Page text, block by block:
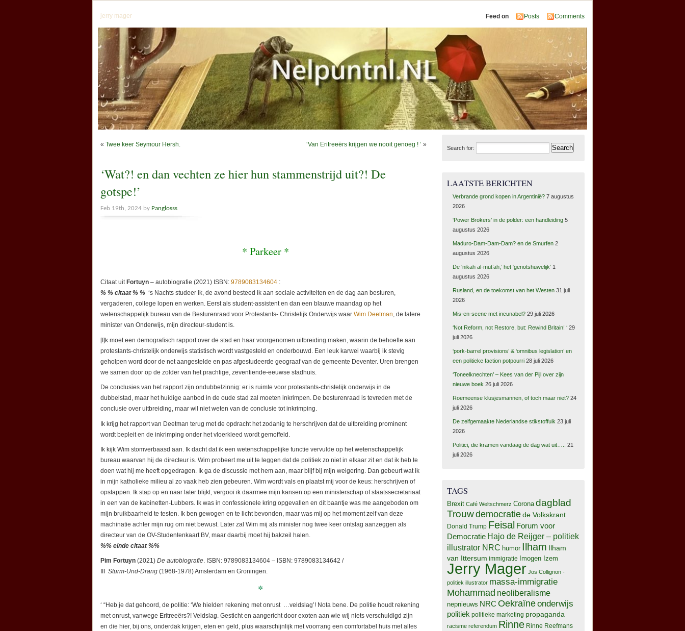
jerry mager Feed on Posts Comments
« Twee keer Seymour Hersh. ‘Van Eritreeërs krijgen we nooit genoeg ! ‘ »
‘Wat?! en dan vechten ze hier hun stammenstrijd uit?! De
gotspe!’
Feb 19th, 2024 by Panglosss
* Parkeer *
Citaat uit Fortuyn – autobiografie (2021) ISBN: 9789083134604 :
% % citaat % % ‘s Nachts studeer ik, de avond besteed ik aan sociale activiteiten en de dag aan besturen,
vergaderen, college lopen en werken. Eerst als student-assistent en dan een blauwe maandag op het
wetenschappelijk bureau van de Besturenraad voor Protestants- Christelijk Onderwijs waar Wim Deetman, de latere
minister van Onderwijs, mijn directeur-student is.
[I]k moet een demografisch rapport over de stad en haar voorgenomen uitbreiding maken, waarin de behoefte aan
protestants-christelijk onderwijs statistisch wordt vastgesteld en onderbouwd. Een leuk karwei waarbij ik stevig
geholpen word door de net aangestelde en pas afgestudeerde geograaf van de gemeente Deventer. Uren brengen
we samen door op de zolder van het prachtige, zeventiende-eeuwse stadhuis.
De conclusies van het rapport zijn ondubbelzinnig: er is ruimte voor protestants-christelijk onderwijs in de
dubbelstad, maar het huidige aanbod in de oude stad zal moeten inkrimpen. De besturenraad is tevreden met de
conclusie over uitbreiding, maar wil niet weten van de conclusie tot inkrimping.
Ik krijg het rapport van Deetman terug met de opdracht het zodanig te herschrijven dat de uitbreiding prominent
wordt bepleit en de inkrimping onder het vloerkleed wordt gemoffeld.
Ik kijk Wim stomverbaasd aan. Ik dacht dat ik een wetenschappelijke functie vervulde op het wetenschappelijk
bureau waarvan hij de directeur is. Wim probeert me uit te leggen dat de politiek zo niet in elkaar zit en dat ik heb te
doen wat hij me heeft opgedragen. Ik ga de discussie met hem aan, maar blijf bij mijn weigering. Dan gebeurt wat ik
in mijn katholieke milieu al zo vaak heb zien gebeuren. Wim wordt vals en plaatst mij voor de keus: herschrijven of
opstappen. Ik stap op en naar later blijkt, vergooi ik daarmee mijn kansen op een ministerschap of staatssecretariaat
in een van de kabinetten-Lubbers. Ik was in confessionele kring opgevallen en dit baantje was me aangeboden om
mijn bruikbaarheid te testen. Ik ben gewogen en te licht bevonden, maar was mij op het moment zelf van deze
machinatie achter mijn rug om niet bewust. Later zal Wim mij als minister nog twee keer ontslag aanzeggen als
directeur van de OV-Studentenkaart BV, maar daarbij moet hij bakzeil halen.
%% einde citaat %%
Pim Fortuyn (2021) De autobiografie. ISBN: 9789083134604 – ISBN: 9789083134642 /
Sturm-Und-Drang (1968-1978) Amsterdam en Groningen.
*
‘ “Heb je dat gehoord, de politie: ‘We hielden rekening met onrust …veldslag’! Nota bene. De politie houdt rekening
met onrust, vanwege Eritreeërs?! Veldslag. Gesticht en aangericht door exoten aan wie wij niets verschuldigd zijn
en die hier, bij ons, onderdak krijgen, eten en geld, plus waarschijnlijk met voorrang een comfortabel huis met alles
Search for:
LAATSTE BERICHTEN
Verbrande grond kopen in Argentinië? 7 augustus
2026
‘Power Brokers’ in de polder: een handleiding 5
augustus 2026
Maduro-Dam-Dam-Dam? en de Smurfen 2
augustus 2026
De ‘nikah al-mut’ah,’ het ‘genotshuwelijk’ 1
augustus 2026
Rusland, en de toekomst van het Westen 31 juli
2026
Mis-en-scene met incunabel? 29 juli 2026
‘Not Reform, not Restore, but: Rewind Britain! ‘ 29
juli 2026
‘pork-barrel provisions’ & ‘omnibus legislation’ en
een politieke faction potpourri 28 juli 2026
‘Toneelknechten’ – Kees van der Pijl over zijn
nieuwe boek 26 juli 2026
Roemeense klusjesmannen, of toch maar niet? 24
juli 2026
De zelfgemaakte Nederlandse stikstoffuik 23 juli
2026
Politici, die kramen vandaag de dag wat uit…..
21
juli 2026
TAGS
Brexit Café Weltschmerz Corona dagblad
Trouwdemocratiede Volkskrant
Donald Trump Feisal Forum voor
Democratie Hajo de Reijger – politiek
illustrator NRC humor Ilham Ilham
van Ittersum immigratie Imogen Izem
Jerry Mager Jos Collignon -
politiek illustrator massa-immigratie
Mohammad neoliberalisme
nepnieuws NRC Oekraïneonderwijs
politiek politieke marketing propaganda
racisme referendum Rinne Rinne Reefmans